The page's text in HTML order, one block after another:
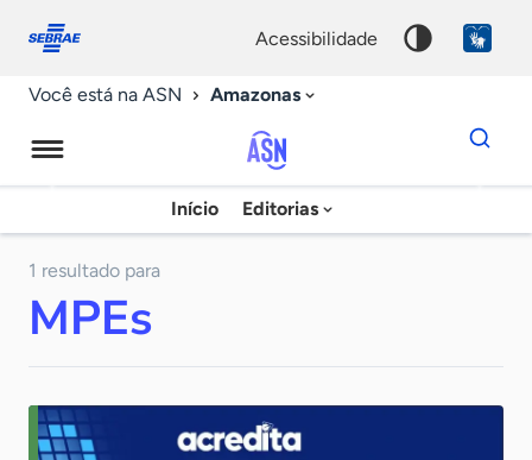
conosco
acessibilidade
Você está na ASN Amazonas
Agência
Sebrae
Início Editorias
Dados
para
chave
1 resultado para
MPEs